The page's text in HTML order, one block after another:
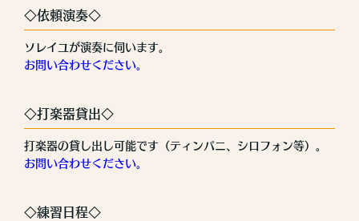
◇依頼演奏◇
ソレイユが演奏に伺います。
お問い合わせください。
◇打楽器貸出◇
打楽器の貸し出し可能です（ティンパニ、シロフォン等）。
お問い合わせください。
◇練習日程◇